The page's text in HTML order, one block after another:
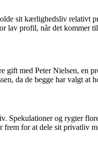
sit kærlighedsliv
lav profil, når det kommer
med Peter Nielsen, en
da de begge har valgt at
og rygter
frem for at dele sit privatliv